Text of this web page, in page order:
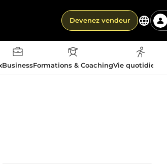
Devenez vendeur
BusinessFormations & CoachingVie